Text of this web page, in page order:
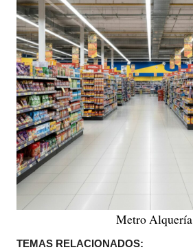
Metro Alquería
TEMAS RELACIONADOS: